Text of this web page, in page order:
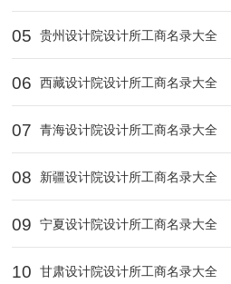
05 贵州设计院设计所工商名录大全
06 西藏设计院设计所工商名录大全
07 青海设计院设计所工商名录大全
08 新疆设计院设计所工商名录大全
09 宁夏设计院设计所工商名录大全
10 甘肃设计院设计所工商名录大全